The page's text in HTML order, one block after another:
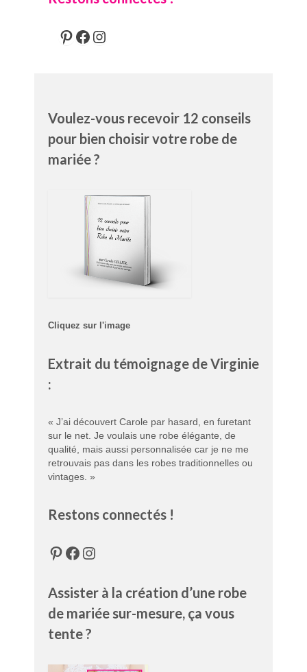
Pinterest
Facebook
Instagram
Voulez-vous recevoir 12 conseils
pour bien choisir votre robe de
mariée ?
Cliquez sur l'image
Extrait du témoignage de Virginie
:
« J’ai découvert Carole par hasard, en furetant
sur le net. Je voulais une robe élégante, de
qualité, mais aussi personnalisée car je ne me
retrouvais pas dans les robes traditionnelles ou
vintages. »
Restons connectés !
Pinterest
Facebook
Instagram
Assister à la création d’une robe
de mariée sur-mesure, ça vous
tente ?